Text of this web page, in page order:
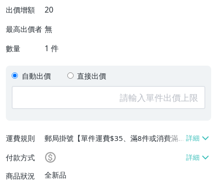
出價增額 20
最高出價者 無
數量 1 件
自動出價 直接出價
運費規則
郵局掛號【單件運費$35、滿8件或消費滿
$3500免運費】
付款方式
商品狀況
全新品